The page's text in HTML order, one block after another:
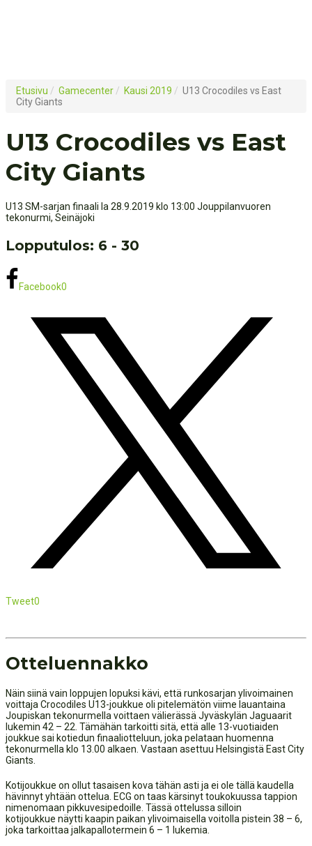
Etusivu / Gamecenter / Kausi 2019 / U13 Crocodiles vs East
City Giants
U13 Crocodiles vs East
City Giants
U13 SM-sarjan finaali la 28.9.2019 klo 13:00 Jouppilanvuoren
tekonurmi, Seinäjoki
Lopputulos: 6 - 30
Facebook0
Tweet0
Otteluennakko
Näin siinä vain loppujen lopuksi kävi, että runkosarjan ylivoimainen
voittaja Crocodiles U13-joukkue oli pitelemätön viime lauantaina
Joupiskan tekonurmella voittaen välierässä Jyväskylän Jaguaarit
lukemin 42 – 22. Tämähän tarkoitti sitä, että alle 13-vuotiaiden
joukkue sai kotiedun finaaliotteluun, joka pelataan huomenna
tekonurmella klo 13.00 alkaen. Vastaan asettuu Helsingistä East City
Giants.
Kotijoukkue on ollut tasaisen kova tähän asti ja ei ole tällä kaudella
hävinnyt yhtään ottelua. ECG on taas kärsinyt toukokuussa tappion
nimenomaan pikkuvesipedoille. Tässä ottelussa silloin
kotijoukkue näytti kaapin paikan ylivoimaisella voitolla pistein 38 – 6,
joka tarkoittaa jalkapallotermein 6 – 1 lukemia.